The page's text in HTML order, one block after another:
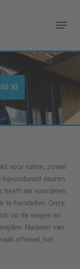
Menu
30
voor ruiten, zowel
deuren
heeft als voordelen
te herstellen. Onze
op de wagen en
Nadelen van
oftewel, het